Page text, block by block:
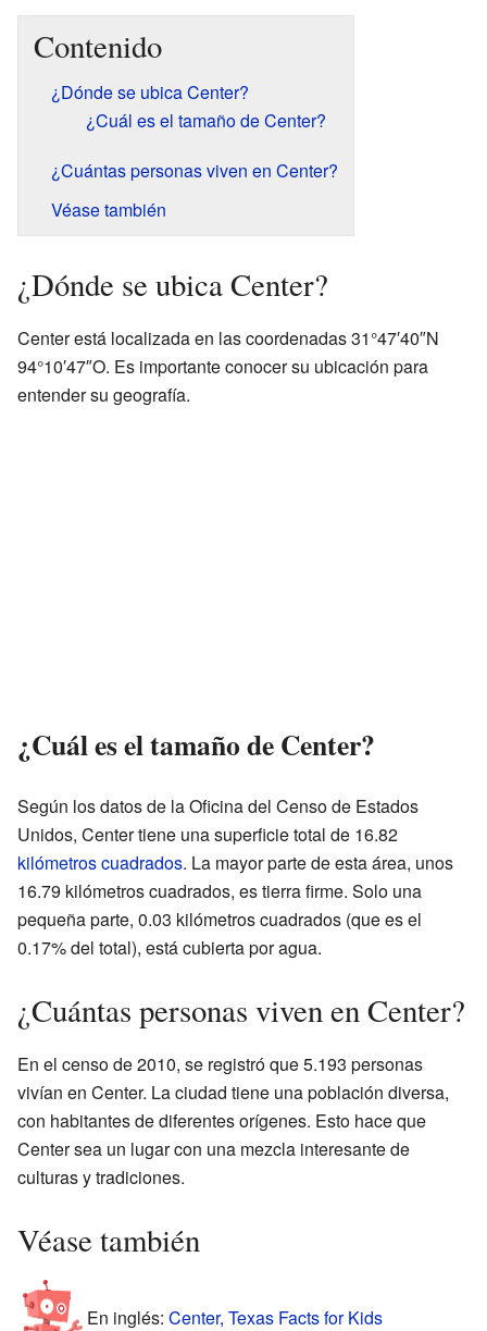
Contenido
¿Dónde se ubica Center?
¿Cuál es el tamaño de Center?
¿Cuántas personas viven en Center?
Véase también
¿Dónde se ubica Center?
Center está localizada en las coordenadas 31°47′40″N
94°10′47″O. Es importante conocer su ubicación para
entender su geografía.
¿Cuál es el tamaño de Center?
Según los datos de la Oficina del Censo de Estados
Unidos, Center tiene una superficie total de 16.82
kilómetros cuadrados. La mayor parte de esta área, unos
16.79 kilómetros cuadrados, es tierra firme. Solo una
pequeña parte, 0.03 kilómetros cuadrados (que es el
0.17% del total), está cubierta por agua.
¿Cuántas personas viven en Center?
En el censo de 2010, se registró que 5.193 personas
vivían en Center. La ciudad tiene una población diversa,
con habitantes de diferentes orígenes. Esto hace que
Center sea un lugar con una mezcla interesante de
culturas y tradiciones.
Véase también
En inglés: Center, Texas Facts for Kids